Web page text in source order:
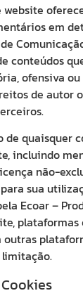
website
em
conteúdos
ofensiva
de autor
de quaisquer
incluindo
não-
sua
Ecoar –